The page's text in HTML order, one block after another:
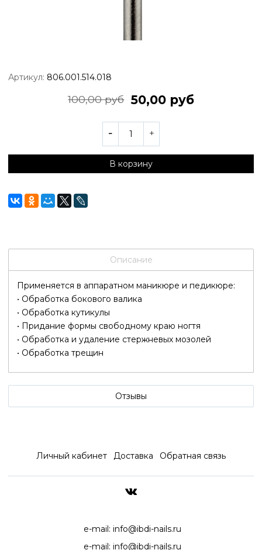
Артикул: 806.001.514.018
100,00 руб 50,00 руб
В корзину
Описание
Применяется в аппаратном маникюре и педикюре:
• Обработка бокового валика
• Обработка кутикулы
• Придание формы свободному краю ногтя
• Обработка и удаление стержневых мозолей
• Обработка трещин
Отзывы
Личный кабинет Доставка Обратная связь
e-mail: info@ibdi-nails.ru
e-mail: info@ibdi-nails.ru